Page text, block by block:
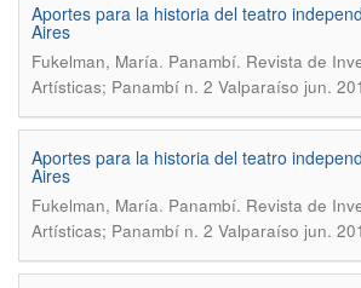
Aportes para la historia del teatro
Aires
Fukelman, María. Panambí. Revista de
Artísticas; Panambí n. 2 Valparaíso jun.
Aportes para la historia del teatro
Aires
Fukelman, María. Panambí. Revista de
Artísticas; Panambí n. 2 Valparaíso jun.